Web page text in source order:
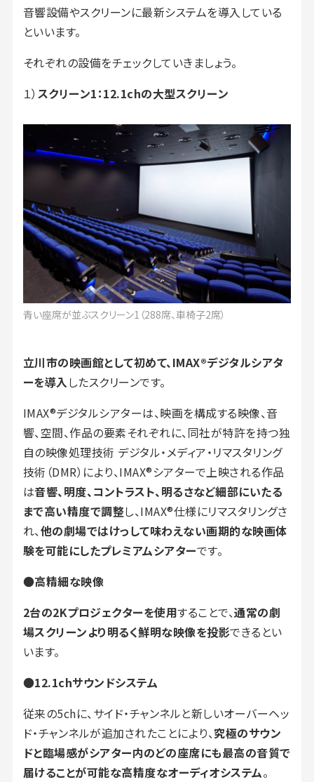
音響設備やスクリーンに最新システムを導入している
といいます。
それぞれの設備をチェックしていきましょう。
１） スクリーン1：12.1chの大型スクリーン
青い座席が並ぶスクリーン1（288席、車椅子2席）
立川市の映画館として初めて、IMAX®デジタルシアタ
ーを導入したスクリーンです。
IMAX®デジタルシアターは、映画を構成する映像、音
響、空間、作品の要素それぞれに、同社が特許を持つ独
自の映像処理技術 デジタル・メディア・リマスタリング
技術（DMR）により、IMAX®シアターで上映される作品
は音響、明度、コントラスト、明るさなど細部にいたる
まで高い精度で調整し、IMAX®仕様にリマスタリングさ
れ、他の劇場ではけっして味わえない画期的な映画体
験を可能にしたプレミアムシアターです。
●高精細な映像
2台の2Kプロジェクターを使用することで、通常の劇
場スクリーンより明るく鮮明な映像を投影できるとい
います。
●12.1chサウンドシステム
従来の5chに、サイド・チャンネルと新しいオーバーヘッ
ド・チャンネルが追加されたことにより、究極のサウン
ドと臨場感がシアター内のどの座席にも最高の音質で
届けることが可能な高精度なオーディオシステム。